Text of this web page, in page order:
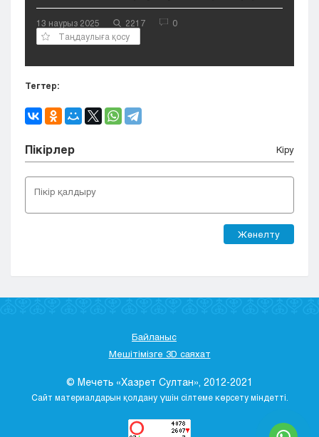
13 наурыз 2025 2217
0
Таңдаулыға қосу
Тегтер:
Пікірлер Кіру
Жөнелту
Байланыс
Мешітімізге 3D саяхат
© Мечеть «Хазрет Султан», 2012-2021
Сайт материалдарын қолдану үшін сілтеме көрсету міндетті.